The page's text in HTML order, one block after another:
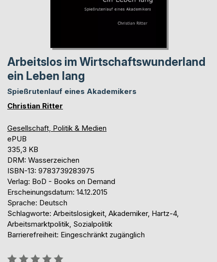
Arbeitslos im Wirtschaftswunderland
ein Leben lang
Spießrutenlauf eines Akademikers
Christian Ritter
Gesellschaft, Politik & Medien
ePUB
335,3 KB
DRM: Wasserzeichen
ISBN-13: 9783739283975
Verlag: BoD - Books on Demand
Erscheinungsdatum: 14.12.2015
Sprache: Deutsch
Schlagworte: Arbeitslosigkeit, Akademiker, Hartz-4,
Arbeitsmarktpolitik, Sozialpolitik
Barrierefreiheit: Eingeschränkt zugänglich
Bewertung::